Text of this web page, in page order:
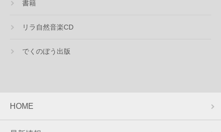
書籍
リラ自然音楽CD
でくのぼう出版
HOME